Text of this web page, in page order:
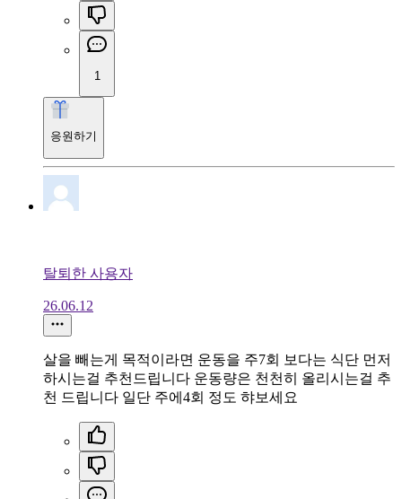
1
응원하기
탈퇴한 사용자
26.06.12
살을 빼는게 목적이라면 운동을 주7회 보다는 식단 먼저
하시는걸 추천드립니다 운동량은 천천히 올리시는걸 추
천 드립니다 일단 주에4회 정도 햐보세요